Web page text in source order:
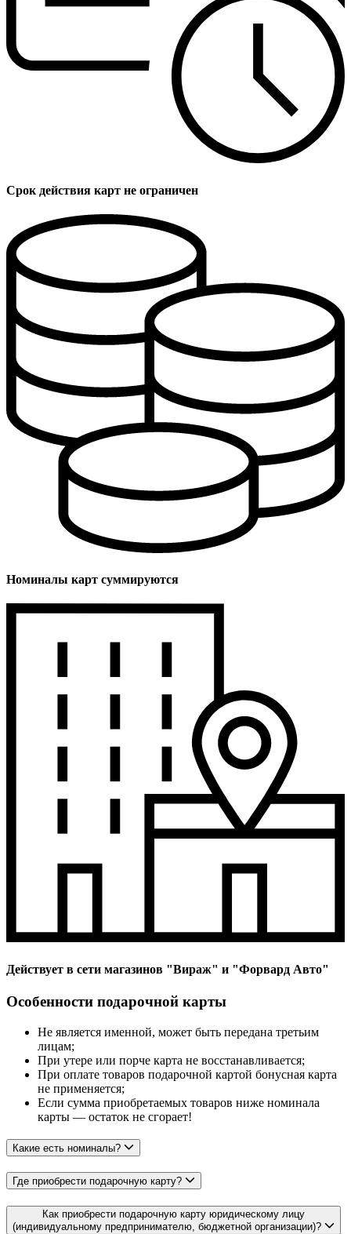
Срок действия карт не ограничен
Номиналы карт суммируются
Действует в сети магазинов "Вираж" и "Форвард Авто"
Особенноcти подарочной карты
Не является именной, может быть передана третьим
лицам;
При утере или порче карта не восстанавливается;
При оплате товаров подарочной картой бонусная карта
не применяется;
Если сумма приобретаемых товаров ниже номинала
карты — остаток не сгорает!
Какие есть номиналы?
Где приобрести подарочную карту?
Как приобрести подарочную карту юридическому лицу
(индивидуальному предпринимателю, бюджетной организации)?